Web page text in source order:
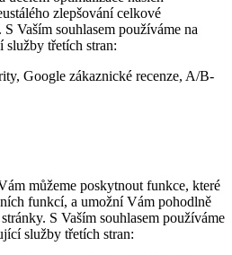
zlepšování celkové
Vaším souhlasem používáme na
služby třetích stran:
Google zákaznické recenze, A/B-
můžeme poskytnout funkce, které
funkcí, a umožní Vám pohodlně
S Vaším souhlasem používáme
služby třetích stran: